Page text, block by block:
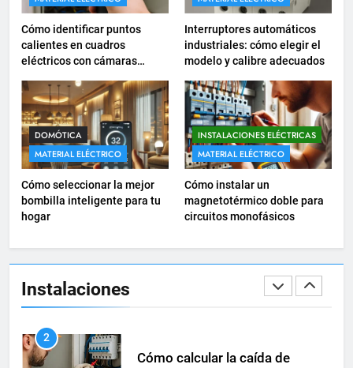
Cómo identificar puntos
calientes en cuadros
eléctricos con cámaras
Interruptores automáticos
industriales: cómo elegir el
modelo y calibre adecuados
DOMÓTICA
MATERIAL ELÉCTRICO
Cómo seleccionar la mejor
bombilla inteligente para tu
hogar
INSTALACIONES ELÉCTRICAS
MATERIAL ELÉCTRICO
Cómo instalar un
magnetotérmico doble para
circuitos monofásicos
Instalaciones
18
Cómo realizar un proyecto de
instalación eléctrica en casa.
INSTALACIONES ELÉCTRICAS
1
Guía práctica para diseñar
instalaciones eléctricas en
oficinas
INSTALACIONES ELÉCTRICAS
tensión en instalaciones
eléctricas residenciales
3
Guía completa para diseñar